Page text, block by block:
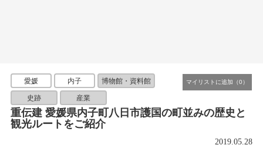
愛媛 内子 博物館・資料館
史跡 産業
重伝建 愛媛県内子町八日市護国の町並みの歴史と
観光ルートをご紹介
2019.05.28